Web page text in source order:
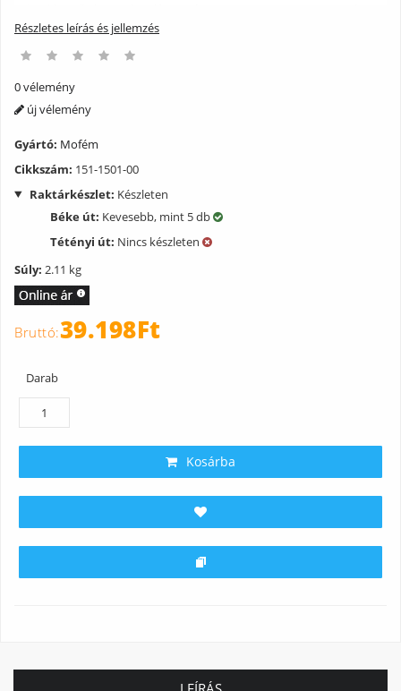
színű
Részletes leírás és jellemzés
0 vélemény
új vélemény
Gyártó: Mofém
Cikkszám: 151-1501-00
Raktárkészlet: Készleten
Béke út: Kevesebb, mint 5 db
Tétényi út: Nincs készleten
Súly: 2.11 kg
39.198Ft
Darab
Kosárba